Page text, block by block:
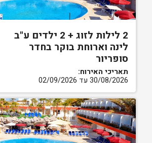
2 לילות לזוג + 2 ילדים ע"ב
לינה וארוחת בוקר בחדר
סופריור
תאריכי האירוח:
30/08/2026 עד 02/09/2026